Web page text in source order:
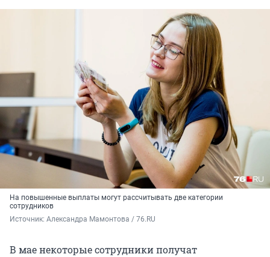
На повышенные выплаты могут рассчитывать две категории
сотрудников
Источник: Александра Мамонтова / 76.RU
В мае некоторые сотрудники получат